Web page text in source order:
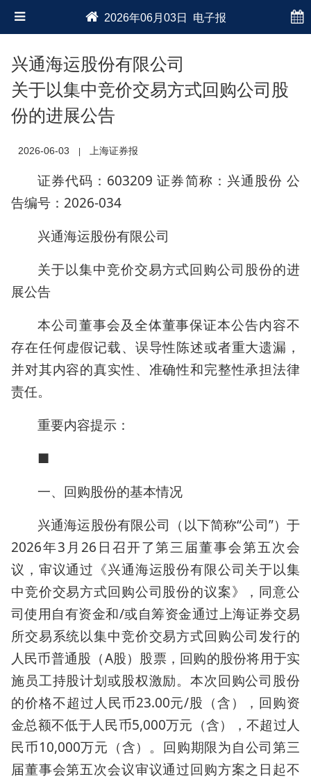
2026年06月03日 电子报
兴通海运股份有限公司
关于以集中竞价交易方式回购公司股
份的进展公告
2026-06-03 上海证券报
证券代码：603209 证券简称：兴通股份 公
告编号：2026-034
兴通海运股份有限公司
关于以集中竞价交易方式回购公司股份的进
展公告
本公司董事会及全体董事保证本公告内容不
存在任何虚假记载、误导性陈述或者重大遗漏，
并对其内容的真实性、准确性和完整性承担法律
责任。
重要内容提示：
■
一、回购股份的基本情况
兴通海运股份有限公司（以下简称“公司”）于
2026年3月26日召开了第三届董事会第五次会
议，审议通过《兴通海运股份有限公司关于以集
中竞价交易方式回购公司股份的议案》，同意公
司使用自有资金和/或自筹资金通过上海证券交易
所交易系统以集中竞价交易方式回购公司发行的
人民币普通股（A股）股票，回购的股份将用于实
施员工持股计划或股权激励。本次回购公司股份
的价格不超过人民币23.00元/股（含），回购资
金总额不低于人民币5,000万元（含），不超过人
民币10,000万元（含）。回购期限为自公司第三
届董事会第五次会议审议通过回购方案之日起不